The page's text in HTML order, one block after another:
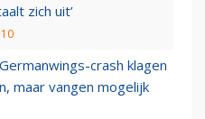
zich uit’
crash klagen
maar vangen mogelijk